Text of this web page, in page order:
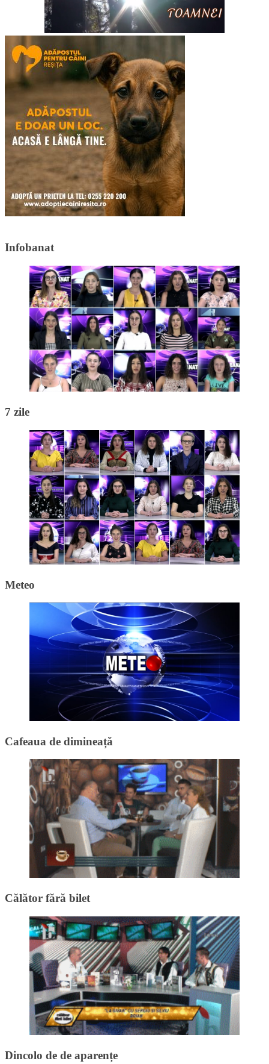
Infobanat
7 zile
Meteo
Cafeaua de dimineață
Călător fără bilet
Dincolo de de aparențe